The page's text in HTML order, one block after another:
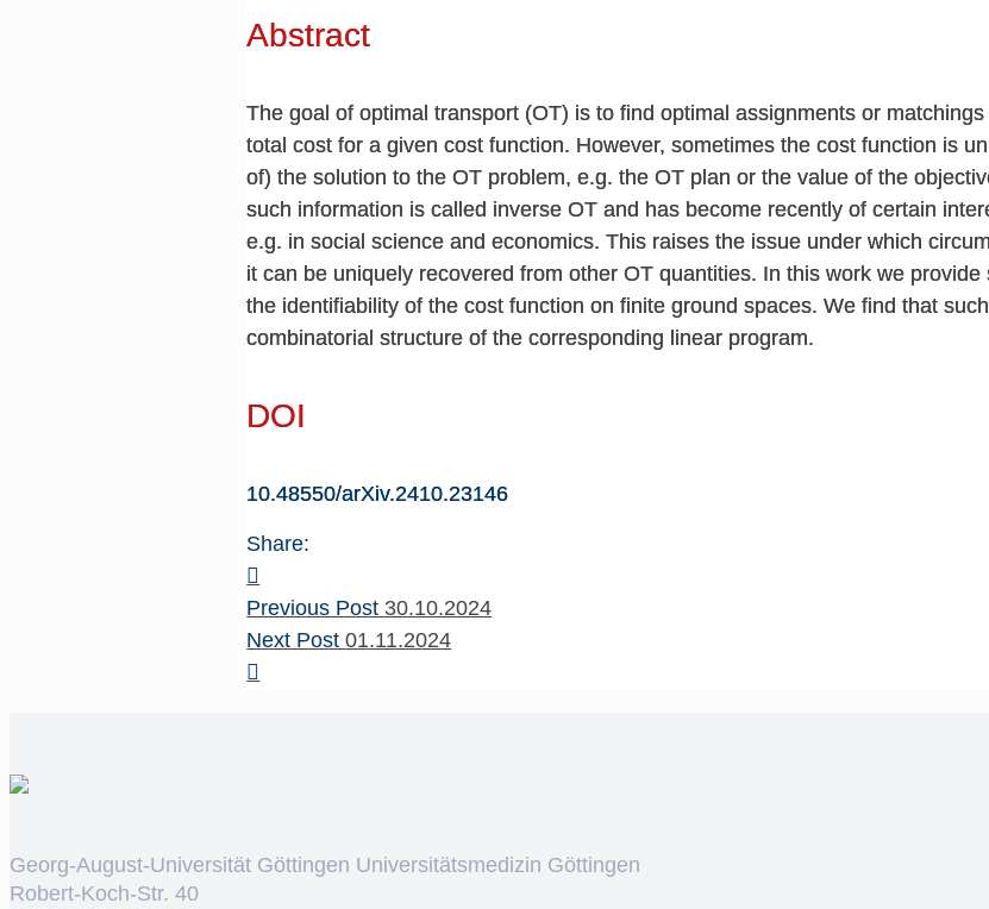
Abstract
The goal of optimal transport (OT) is to find optimal assignments or
total cost for a given cost function. However, sometimes the cost function is
of) the solution to the OT problem, e.g. the OT plan or the value of the
such information is called inverse OT and has become recently of certain
e.g. in social science and economics. This raises the issue under which
it can be uniquely recovered from other OT quantities. In this work we
the identifiability of the cost function on finite ground spaces. We find that
combinatorial structure of the corresponding linear program.
DOI
10.48550/arXiv.2410.23146
Share:
Previous Post 30.10.2024
Next Post01.11.2024
Georg-August-Universität Göttingen Universitätsmedizin Göttingen
Robert-Koch-Str. 40